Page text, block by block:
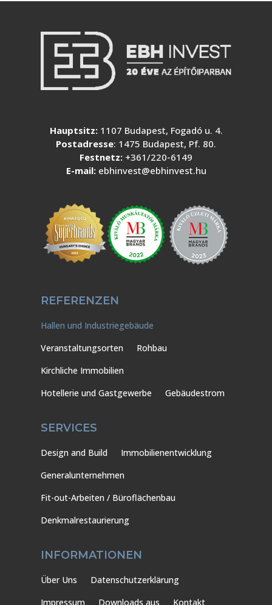
Hauptsitz:1107 Budapest, Fogadó u. 4.
Postadresse: 1475 Budapest, Pf. 80.
Festnetz: +361/220-6149
E-mail: ebhinvest@ebhinvest.hu
REFERENZEN
Hallen und Industriegebäude
Veranstaltungsorten
Rohbau
Kirchliche Immobilien
Hotellerie und Gastgewerbe
Gebäudestrom
SERVICES
Design and Build
Immobilienentwicklung
Generalunternehmen
Fit-out-Arbeiten / Büroflächenbau
Denkmalrestaurierung
INFORMATIONEN
Über Uns
Datenschutzerklärung
Impressum
Downloads aus Kontakt